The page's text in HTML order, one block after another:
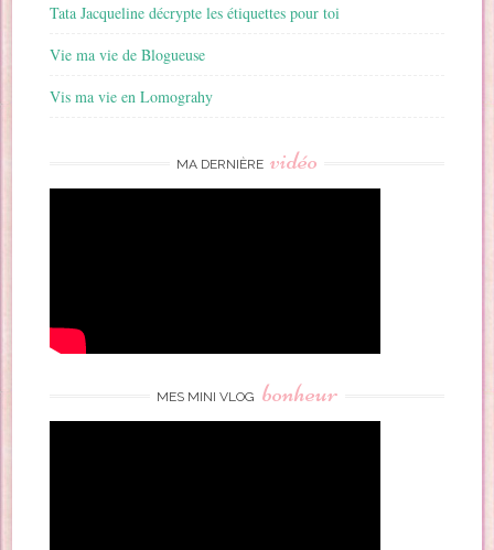
Tata Jacqueline décrypte les étiquettes pour toi
Vie ma vie de Blogueuse
Vis ma vie en Lomograhy
MA DERNIÈRE vidéo
MES MINI VLOG bonheur